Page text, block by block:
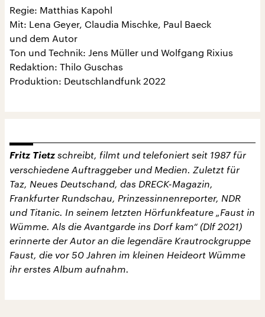
Regie: Matthias Kapohl
Mit: Lena Geyer, Claudia Mischke, Paul Baeck
und dem Autor
Ton und Technik: Jens Müller und Wolfgang Rixius
Redaktion: Thilo Guschas
Produktion: Deutschlandfunk 2022
Fritz Tietzschreibt, filmt und telefoniert seit 1987 für
verschiedene Auftraggeber und Medien. Zuletzt für
Taz, Neues Deutschand, das DRECK-Magazin,
Frankfurter Rundschau, Prinzessinnenreporter, NDR
und Titanic. In seinem letzten Hörfunkfeature „Faust in
Wümme. Als die Avantgarde ins Dorf kam“ (Dlf 2021)
erinnerte der Autor an die legendäre Krautrockgruppe
Faust, die vor 50 Jahren im kleinen Heideort Wümme
ihr erstes Album aufnahm.